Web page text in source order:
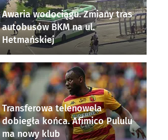
Awaria wodociągu. Zmiany tras
autobusów BKM na ul.
Hetmańskiej
Transferowa telenowela
dobiegła końca. Afimico Pululu
ma nowy klub